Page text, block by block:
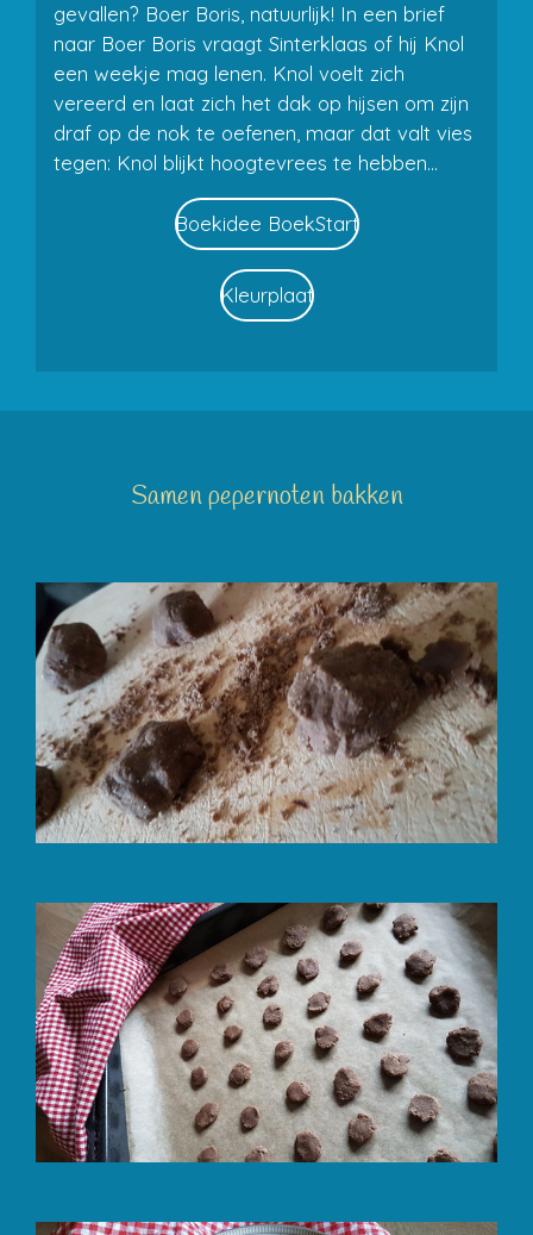
gevallen? Boer Boris, natuurlijk! In een brief
naar Boer Boris vraagt Sinterklaas of hij Knol
een weekje mag lenen. Knol voelt zich
vereerd en laat zich het dak op hijsen om zijn
draf op de nok te oefenen, maar dat valt vies
tegen: Knol blijkt hoogtevrees te hebben...
Boekidee BoekStart
Kleurplaat
Samen pepernoten bakken